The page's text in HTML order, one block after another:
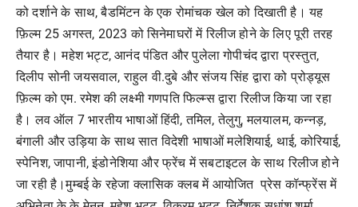
को दर्शाने के साथ, बैडमिंटन के एक रोमांचक खेल को दिखाती है। यह
फ़िल्म 25 अगस्त, 2023 को सिनेमाघरों में रिलीज होने के लिए पूरी तरह
तैयार है। महेश भट्ट, आनंद पंडित और पुलेला गोपीचंद द्वारा प्रस्तुत,
दिलीप सोनी जयसवाल, राहुल वी.दुबे और संजय सिंह द्वारा को प्रोड्यूस
फ़िल्म को एम. रमेश की लक्ष्मी गणपति फिल्म्स द्वारा रिलीज किया जा रहा
है। लव ऑल 7 भारतीय भाषाओं हिंदी, तमिल, तेलुगु, मलयालम, कन्नड़,
बंगाली और उड़िया के साथ सात विदेशी भाषाओं मलेशियाई, थाई, कोरियाई,
स्पेनिश, जापानी, इंडोनेशिया और फ्रेंच में सबटाइटल के साथ रिलीज होने
जा रही है।मुम्बई के रहेजा क्लासिक क्लब में आयोजित प्रेस कॉन्फ्रेंस में